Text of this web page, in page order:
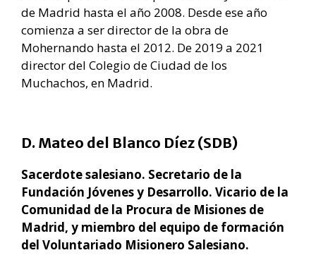
de Madrid hasta el año 2008. Desde ese año
comienza a ser director de la obra de
Mohernando hasta el 2012. De 2019 a 2021
director del Colegio de Ciudad de los
Muchachos, en Madrid.
D. Mateo del Blanco Díez (SDB)
Sacerdote salesiano. Secretario de la
Fundación Jóvenes y Desarrollo. Vicario de la
Comunidad de la Procura de Misiones de
Madrid, y miembro del equipo de formación
del Voluntariado Misionero Salesiano.